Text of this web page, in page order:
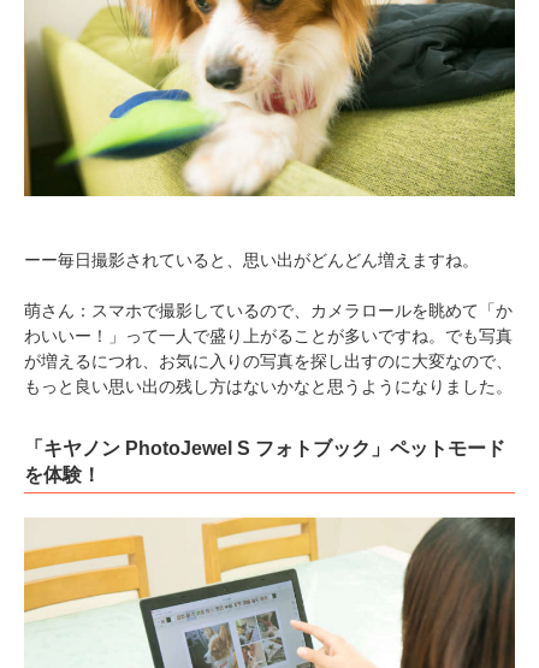
ーー毎日撮影されていると、思い出がどんどん増えますね。
萌さん：スマホで撮影しているので、カメラロールを眺めて「か
わいいー！」って一人で盛り上がることが多いですね。でも写真
が増えるにつれ、お気に入りの写真を探し出すのに大変なので、
もっと良い思い出の残し方はないかなと思うようになりました。
「キヤノン PhotoJewel S フォトブック」ペットモード
を体験！